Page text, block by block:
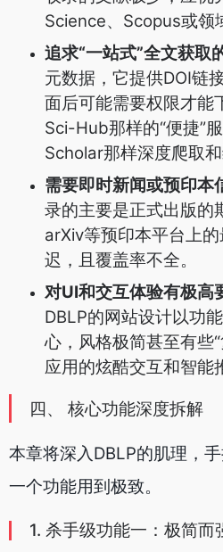
Science、Scopus或领
追求“一站式”全文获取
元数据，它提供DOI链
面后可能需要权限才能
Sci-Hub那样的“便捷”
Scholar那样深度爬取和
需要即时新闻或预印本
录的主要是正式出版的
arXiv等预印本平台上
迟，且覆盖率不全。
对UI和交互体验有极高
DBLP的网站设计以功
心，风格极简甚至有些
应用的炫酷交互和智能
四、 核心功能深度拆解
本章将深入DBLP的肌理，
一个功能用到极致。
1. 杀手级功能一：极简